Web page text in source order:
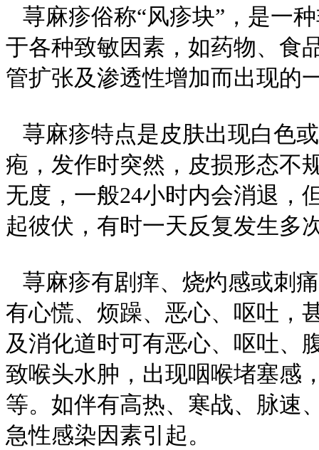
荨麻疹俗称“风疹块”，是一
于各种致敏因素，如药物、食
管扩张及渗透性增加而出现的
荨麻疹特点是皮肤出现白色
疱，发作时突然，皮损形态不
无度，一般24小时内会消退，
起彼伏，有时一天反复发生多
荨麻疹有剧痒、烧灼感或刺
有心慌、烦躁、恶心、呕吐，
及消化道时可有恶心、呕吐、
致喉头水肿，出现咽喉堵塞感
等。如伴有高热、寒战、脉速
急性感染因素引起。